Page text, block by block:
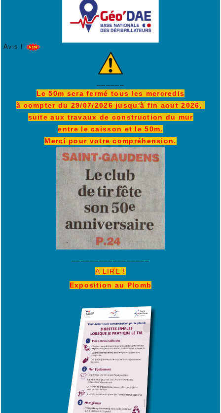
Avis !
Le 50m sera fermé tous les mercredis
à compter du 29/07/2026 jusqu'à fin aout 2026,
suite aux travaux de construction du mur
entre le caisson et le 50m.
Merci pour votre compréhension.
A LIRE !
Exposition au Plomb